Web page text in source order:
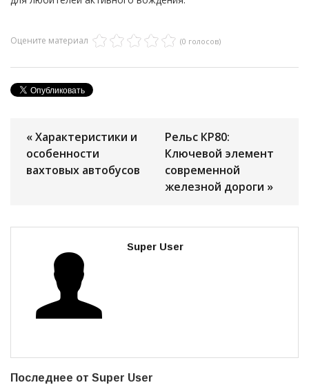
Оцените материал (0 голосов)
« Характеристики и
особенности
вахтовых автобусов
Рельс КР80:
Ключевой элемент
современной
железной дороги »
Super User
Последнее от Super User